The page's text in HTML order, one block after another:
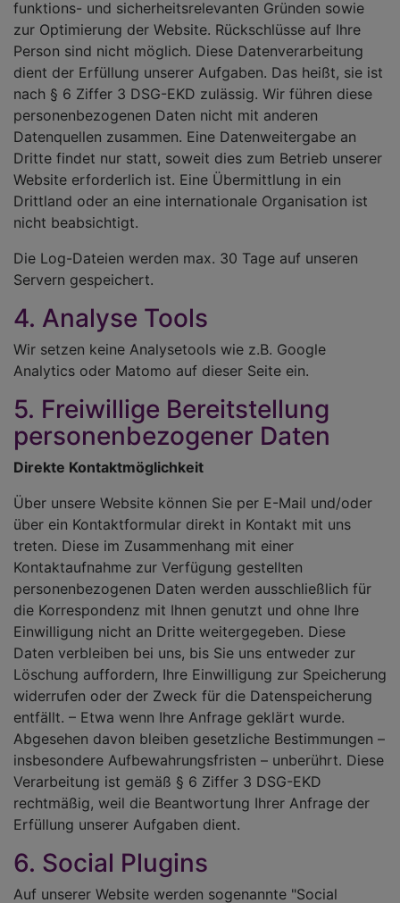
funktions- und sicherheitsrelevanten Gründen sowie
zur Optimierung der Website. Rückschlüsse auf Ihre
Person sind nicht möglich. Diese Datenverarbeitung
dient der Erfüllung unserer Aufgaben. Das heißt, sie ist
nach § 6 Ziffer 3 DSG-EKD zulässig. Wir führen diese
personenbezogenen Daten nicht mit anderen
Datenquellen zusammen. Eine Datenweitergabe an
Dritte findet nur statt, soweit dies zum Betrieb unserer
Website erforderlich ist. Eine Übermittlung in ein
Drittland oder an eine internationale Organisation ist
nicht beabsichtigt.
Die Log-Dateien werden max. 30 Tage auf unseren
Servern gespeichert.
4. Analyse Tools
Wir setzen keine Analysetools wie z.B. Google
Analytics oder Matomo auf dieser Seite ein.
5. Freiwillige Bereitstellung
personenbezogener Daten
Direkte Kontaktmöglichkeit
Über unsere Website können Sie per E-Mail und/oder
über ein Kontaktformular direkt in Kontakt mit uns
treten. Diese im Zusammenhang mit einer
Kontaktaufnahme zur Verfügung gestellten
personenbezogenen Daten werden ausschließlich für
die Korrespondenz mit Ihnen genutzt und ohne Ihre
Einwilligung nicht an Dritte weitergegeben. Diese
Daten verbleiben bei uns, bis Sie uns entweder zur
Löschung auffordern, Ihre Einwilligung zur Speicherung
widerrufen oder der Zweck für die Datenspeicherung
entfällt. – Etwa wenn Ihre Anfrage geklärt wurde.
Abgesehen davon bleiben gesetzliche Bestimmungen –
insbesondere Aufbewahrungsfristen – unberührt. Diese
Verarbeitung ist gemäß § 6 Ziffer 3 DSG-EKD
rechtmäßig, weil die Beantwortung Ihrer Anfrage der
Erfüllung unserer Aufgaben dient.
6. Social Plugins
Auf unserer Website werden sogenannte "Social